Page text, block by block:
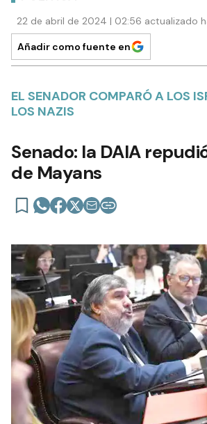
22 de abril de 2024 | 02:56 actualizado
Añadir como fuente en
EL SENADOR COMPARÓ A LOS
LOS NAZIS
Senado: la DAIA
de Mayans